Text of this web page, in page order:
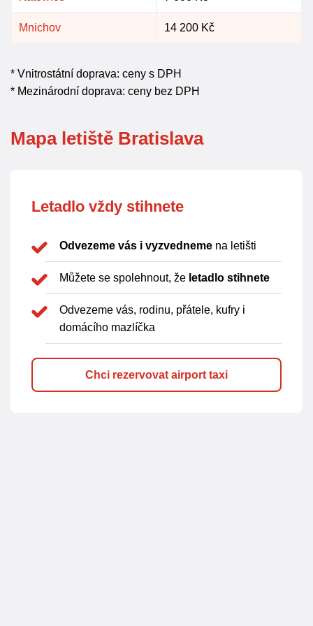
Mnichov 14 200 Kč
* Vnitrostátní doprava: ceny s DPH
* Mezinárodní doprava: ceny bez DPH
Mapa letiště Bratislava
Letadlo vždy stihnete
Odvezeme vás i vyzvedneme na letišti
Můžete se spolehnout, že letadlo stihnete
Odvezeme vás, rodinu, přátele, kufry i
domácího mazlíčka
Chci rezervovat airport taxi